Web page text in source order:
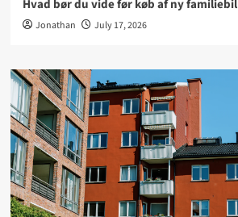
Hvad bør du vide før køb af ny familiebil
Jonathan July 17, 2026